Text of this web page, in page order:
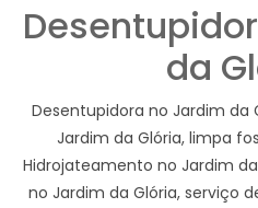
da
Desentupidora no Jardim da
Jardim da Glória, limpa
Hidrojateamento no Jardim
no Jardim da Glória, serviço